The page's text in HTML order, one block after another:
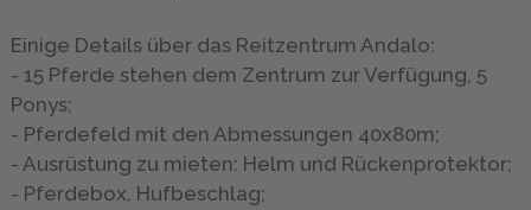
Einige Details über das Reitzentrum Andalo:
- 15 Pferde stehen dem Zentrum zur Verfügung, 5
Ponys;
- Pferdefeld mit den Abmessungen 40x80m;
- Ausrüstung zu mieten: Helm und Rückenprotektor;
- Pferdebox, Hufbeschlag;